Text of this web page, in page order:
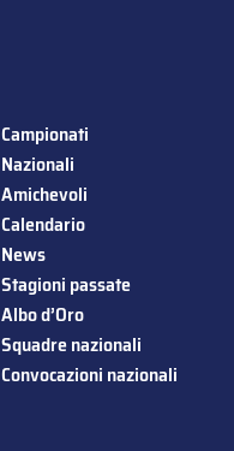
Campionati
Nazionali
Amichevoli
Calendario
News
Stagioni passate
Albo d’Oro
Squadre nazionali
Convocazioni nazionali